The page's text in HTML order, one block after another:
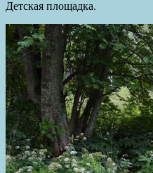
Детская площадка.